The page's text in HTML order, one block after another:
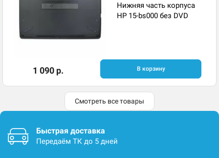
Нижняя часть корпуса
HP 15-bs000 без DVD
1 090 р. В корзину
Смотреть все товары
Быстрая доставка
Передаём ТК до 5 дней